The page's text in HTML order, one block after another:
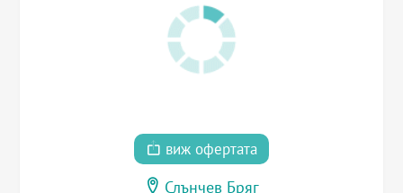
виж офертата
Слънчев Бряг